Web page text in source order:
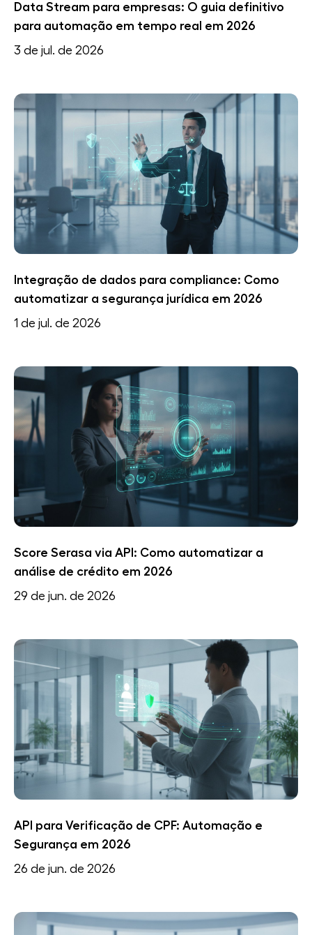
Data Stream para empresas: O guia definitivo
para automação em tempo real em 2026
3 de jul. de 2026
Integração de dados para compliance: Como
automatizar a segurança jurídica em 2026
1 de jul. de 2026
Score Serasa via API: Como automatizar a
análise de crédito em 2026
29 de jun. de 2026
API para Verificação de CPF: Automação e
Segurança em 2026
26 de jun. de 2026